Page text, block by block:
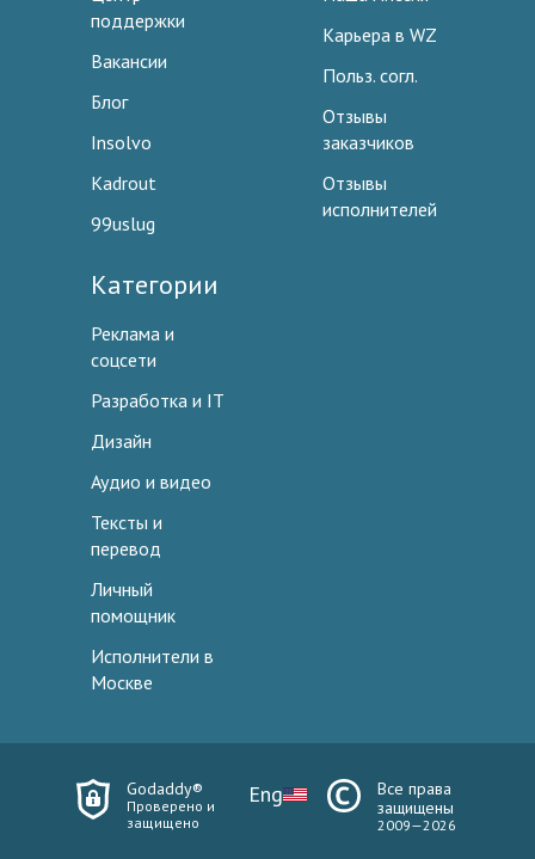
поддержки
Вакансии
Блог
Insolvo
Kadrout
99uslug
Карьера в WZ
Польз. согл.
Отзывы
заказчиков
Отзывы
исполнителей
Категории
Реклама и
соцсети
Разработка и IT
Дизайн
Аудио и видео
Тексты и
перевод
Личный
помощник
Исполнители в
Москве
Godaddy®
Проверено и
защищено
Eng
Все права
защищены
2009—2026